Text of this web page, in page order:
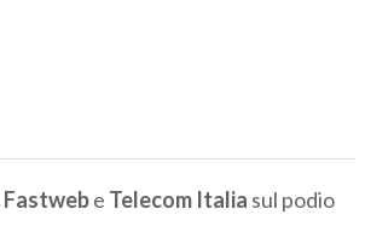
Fastwebe Telecom Italia sul podio